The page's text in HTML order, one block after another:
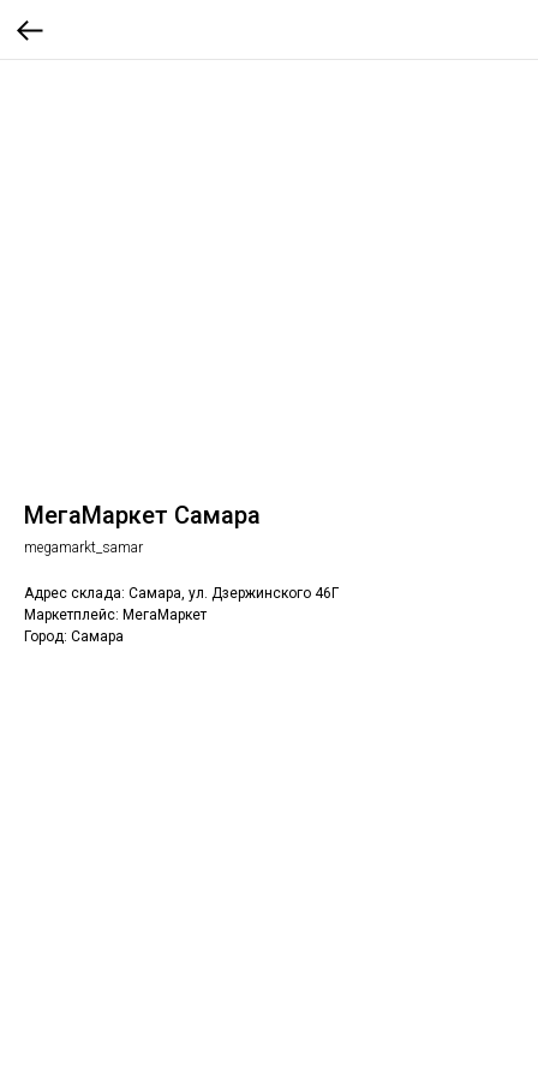
МегаМаркет Самара
megamarkt_samar
Адрес склада: Самара, ул. Дзержинского 46Г
Маркетплейс: МегаМаркет
Город: Самара